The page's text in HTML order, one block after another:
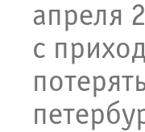
апреля
с